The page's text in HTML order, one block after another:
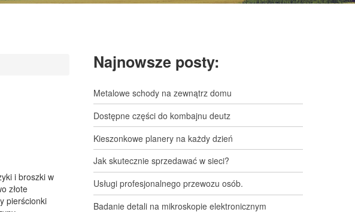
i broszki w
złote
pierścionki
Najnowsze posty:
Metalowe schody na zewnątrz domu
Dostępne części do kombajnu deutz
Kieszonkowe planery na każdy dzień
Jak skutecznie sprzedawać w sieci?
Usługi profesjonalnego przewozu osób.
Badanie detali na mikroskopie elektronicznym